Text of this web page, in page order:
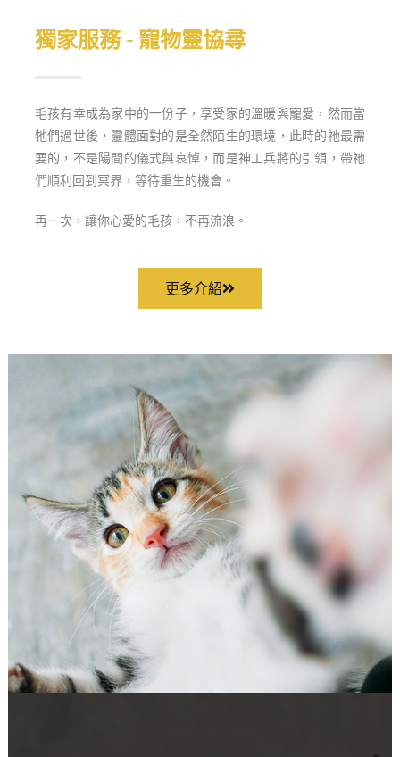
獨家服務 - 寵物靈協尋
毛孩有幸成為家中的一份子，享受家的溫暖與寵愛，然而當
牠們過世後，靈體面對的是全然陌生的環境，此時的祂最需
要的，不是陽間的儀式與哀悼，而是神工兵將的引領，帶祂
們順利回到冥界，等待重生的機會。
再一次，讓你心愛的毛孩，不再流浪。
更多介紹